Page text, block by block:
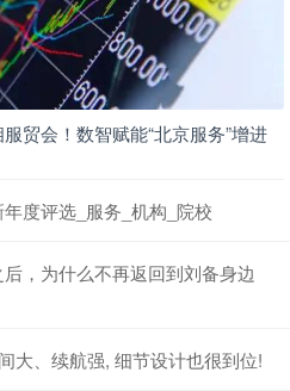
贸会！数智赋能“北京服务”增进
度评选_服务_机构_院校
，为什么不再返回到刘备身边
大、续航强, 细节设计也很到位!